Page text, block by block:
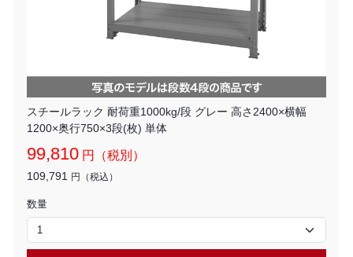
スチールラック 耐荷重1000kg/段 グレー 高さ2400×横幅
1200×奥行750×3段(枚) 単体
99,810 円（税別）
109,791 円（税込）
数量